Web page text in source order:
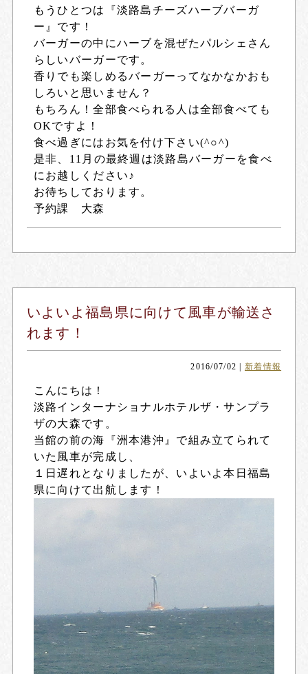
もうひとつは『淡路島チーズハーブバーガ
ー』です！
バーガーの中にハーブを混ぜたパルシェさん
らしいバーガーです。
香りでも楽しめるバーガーってなかなかおも
しろいと思いません？
もちろん！全部食べられる人は全部食べても
OKですよ！
食べ過ぎにはお気を付け下さい(^○^)
是非、11月の最終週は淡路島バーガーを食べ
にお越しください♪
お待ちしております。
予約課 大森
いよいよ福島県に向けて風車が輸送さ
れます！
2016/07/02 新着情報
こんにちは！
淡路インターナショナルホテルザ・サンプラ
ザの大森です。
当館の前の海『洲本港沖』で組み立てられて
いた風車が完成し、
１日遅れとなりましたが、いよいよ本日福島
県に向けて出航します！